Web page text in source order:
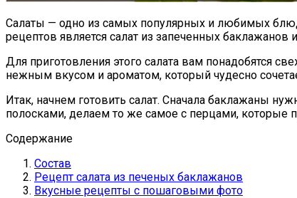
Салаты — одно из самых популярных и любимых
рецептов является салат из запеченных баклажанов
Для приготовления этого салата вам понадобятся
нежным вкусом и ароматом, который чудесно
Итак, начнем готовить салат. Сначала баклажаны
полосками, делаем то же самое с перцами,
Содержание
Состав
Рецепт салата из печеных баклажанов
Вкусные рецепты с пошаговыми фото